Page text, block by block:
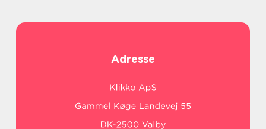
Adresse